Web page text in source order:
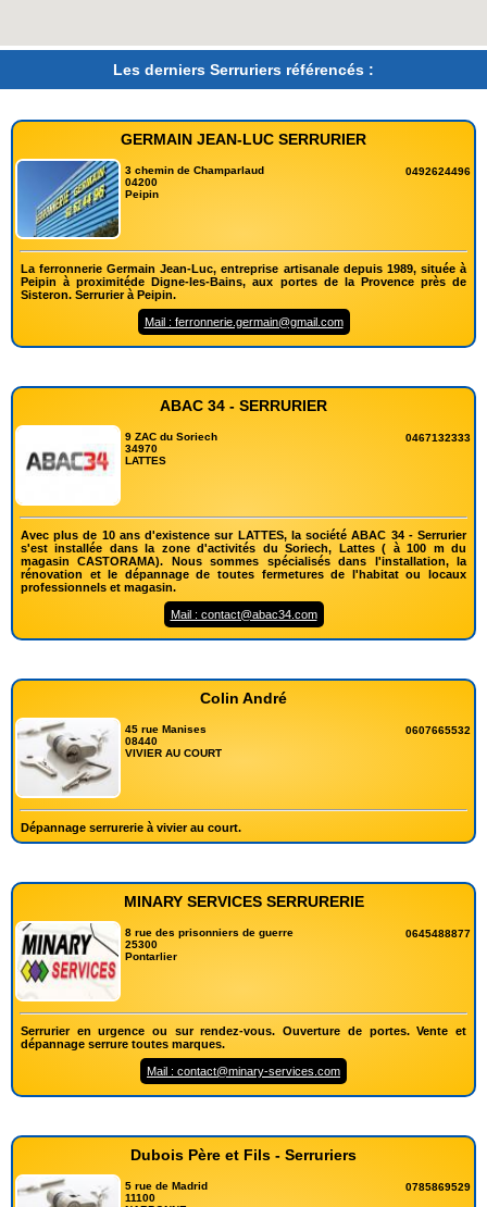
Les derniers Serruriers référencés :
GERMAIN JEAN-LUC SERRURIER
3 chemin de Champarlaud
04200
Peipin
0492624496
La ferronnerie Germain Jean-Luc, entreprise artisanale depuis 1989, située à
Peipin à proximitéde Digne-les-Bains, aux portes de la Provence près de
Sisteron. Serrurier à Peipin.
Mail : ferronnerie.germain@gmail.com
ABAC 34 - SERRURIER
9 ZAC du Soriech
34970
LATTES
0467132333
Avec plus de 10 ans d'existence sur LATTES, la société ABAC 34 - Serrurier
s'est installée dans la zone d'activités du Soriech, Lattes ( à 100 m du
magasin CASTORAMA). Nous sommes spécialisés dans l'installation, la
rénovation et le dépannage de toutes fermetures de l'habitat ou locaux
professionnels et magasin.
Mail : contact@abac34.com
Colin André
45 rue Manises
08440
VIVIER AU COURT
0607665532
Dépannage serrurerie à vivier au court.
MINARY SERVICES SERRURERIE
8 rue des prisonniers de guerre
25300
Pontarlier
0645488877
Serrurier en urgence ou sur rendez-vous. Ouverture de portes. Vente et
dépannage serrure toutes marques.
Mail : contact@minary-services.com
Dubois Père et Fils - Serruriers
5 rue de Madrid
11100
0785869529